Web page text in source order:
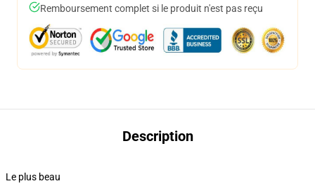
Remboursement complet si le produit n'est pas reçu
Description
Le plus beau